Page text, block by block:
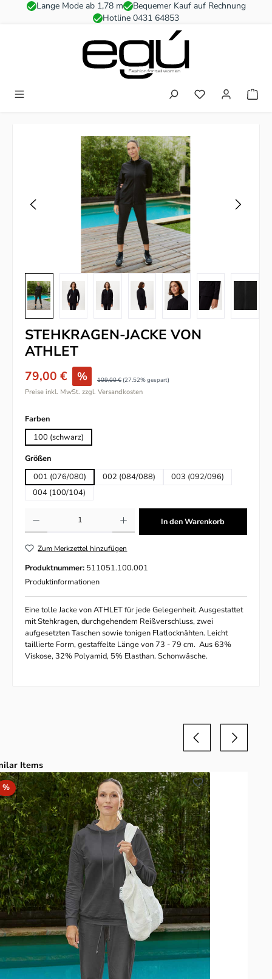
Zum Hauptinhalt springen
Lange Mode ab 1,78 m
Bequemer Kauf auf Rechnung
Hotline 0431 64853
Du hast 0
Bildergalerie überspringen
STEHKRAGEN-JACKE VON
ATHLET
79,00 € % 109,00 € (27.52% gespart)
Preise inkl. MwSt. zzgl. Versandkosten
Farbenauswählen
100 (schwarz)
Größenauswählen
001 (076/080)
002 (084/088)
003 (092/096)
004 (100/104)
In den Warenkorb
Zum Merkzettel hinzufügen
Produktnummer: 511051.100.001
Produktinformationen
Eine tolle Jacke von ATHLET für jede Gelegenheit. Ausgestattet
mit Stehkragen, durchgehendem Reißverschluss, zwei
aufgesetzten Taschen sowie tonigen Flatlocknähten. Leicht
taillierte Form, gestaffelte Länge von 73 - 79 cm. Aus 63%
Viskose, 32% Polyamid, 5% Elasthan. Schonwäsche.
überspringen
Items
%Rabatt